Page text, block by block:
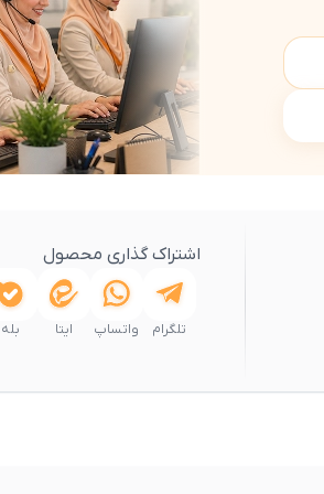
اشتراک گذاری محصول
تلگرام واتساپ ایتا بله